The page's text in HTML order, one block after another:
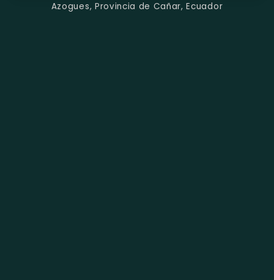
Azogues, Provincia de Cañar, Ecuador